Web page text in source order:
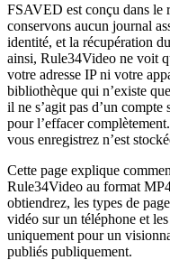
FSAVED est conçu dans le
conservons aucun journal
identité, et la récupération
ainsi, Rule34Video ne voit
votre adresse IP ni votre
bibliothèque qui n’existe
il ne s’agit pas d’un
pour l’effacer
vous enregistrez n’est
Cette page explique
Rule34Video au format
obtiendrez, les types de
vidéo sur un téléphone et
uniquement pour un
publiés publiquement.